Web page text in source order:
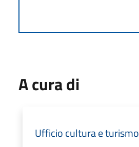
A cura di
Ufficio cultura e turismo